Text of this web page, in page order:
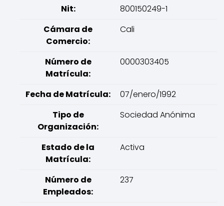
Nit:
800150249-1
Cámara de
Comercio:
Cali
Número de
Matrícula:
0000303405
Fecha de Matrícula:
07/enero/1992
Tipo de
Organización:
Sociedad Anónima
Estado de la
Matrícula:
Activa
Número de
Empleados:
237